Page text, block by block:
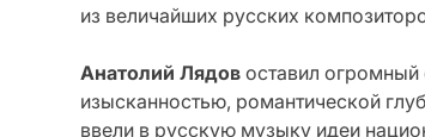
из величайших русских
Анатолий Лядов оставил огромный
изысканностью, романтической
ввели в русскую музыку идеи